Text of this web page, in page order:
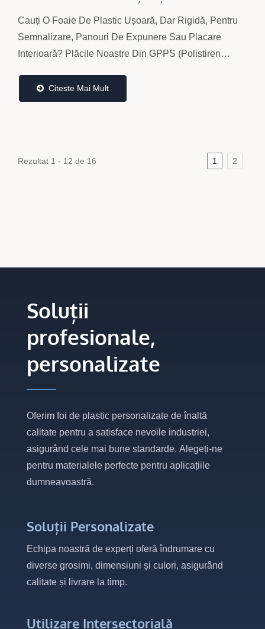
Pentru Semnalizare, Expuneri Și Interior
Cauți O Foaie De Plastic Ușoară, Dar Rigidă, Pentru
Semnalizare, Panouri De Expunere Sau Placare
Interioară? Plăcile Noastre Din GPPS (Polistiren
Citeste Mai Mult
Rezultat 1 - 12 de 16 1 2
Soluții
profesionale,
personalizate
Oferim foi de plastic personalizate de înaltă
calitate pentru a satisface nevoile industriei,
asigurând cele mai bune standarde. Alegeți-ne
pentru materialele perfecte pentru aplicațiile
dumneavoastră.
Soluții Personalizate
Echipa noastră de experți oferă îndrumare cu
diverse grosimi, dimensiuni și culori, asigurând
calitate și livrare la timp.
Utilizare Intersectorială